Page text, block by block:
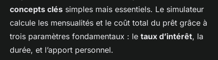
concepts clés simples mais essentiels. Le simulateur
calcule les mensualités et le coût total du prêt grâce à
trois paramètres fondamentaux : le taux d’intérêt, la
durée, et l’apport personnel.